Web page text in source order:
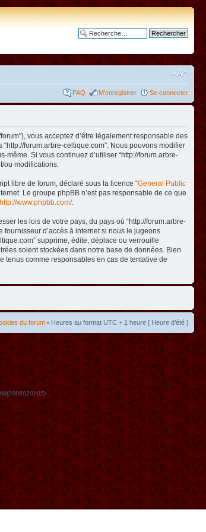
FAQ M’enregistrer Se connecter
vous acceptez d’être légalement responsable des
forum.arbre-celtique.com”. Nous pouvons modifier
Si vous continuez d’utiliser “http://forum.arbre-
ou modifications.
libre de forum, déclaré sous la licence “General Public
Le groupe phpBB n’est pas responsable de ce que
http://www.phpbb.com/.
les lois de votre pays, du pays où “http://forum.arbre-
d’accès à internet si nous le jugeons
supprime, édite, déplace ou verrouille
soient stockées dans notre base de données. Bien
tenus comme responsables en cas de tentative de
du forum • Heures au format UTC + 1 heure [ Heure d’été ]